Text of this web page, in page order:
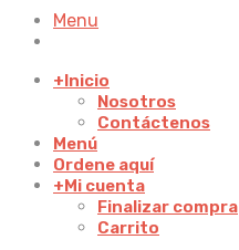
Menu
+Inicio
Nosotros
Contáctenos
Menú
Ordene aquí
+Mi cuenta
Finalizar compra
Carrito